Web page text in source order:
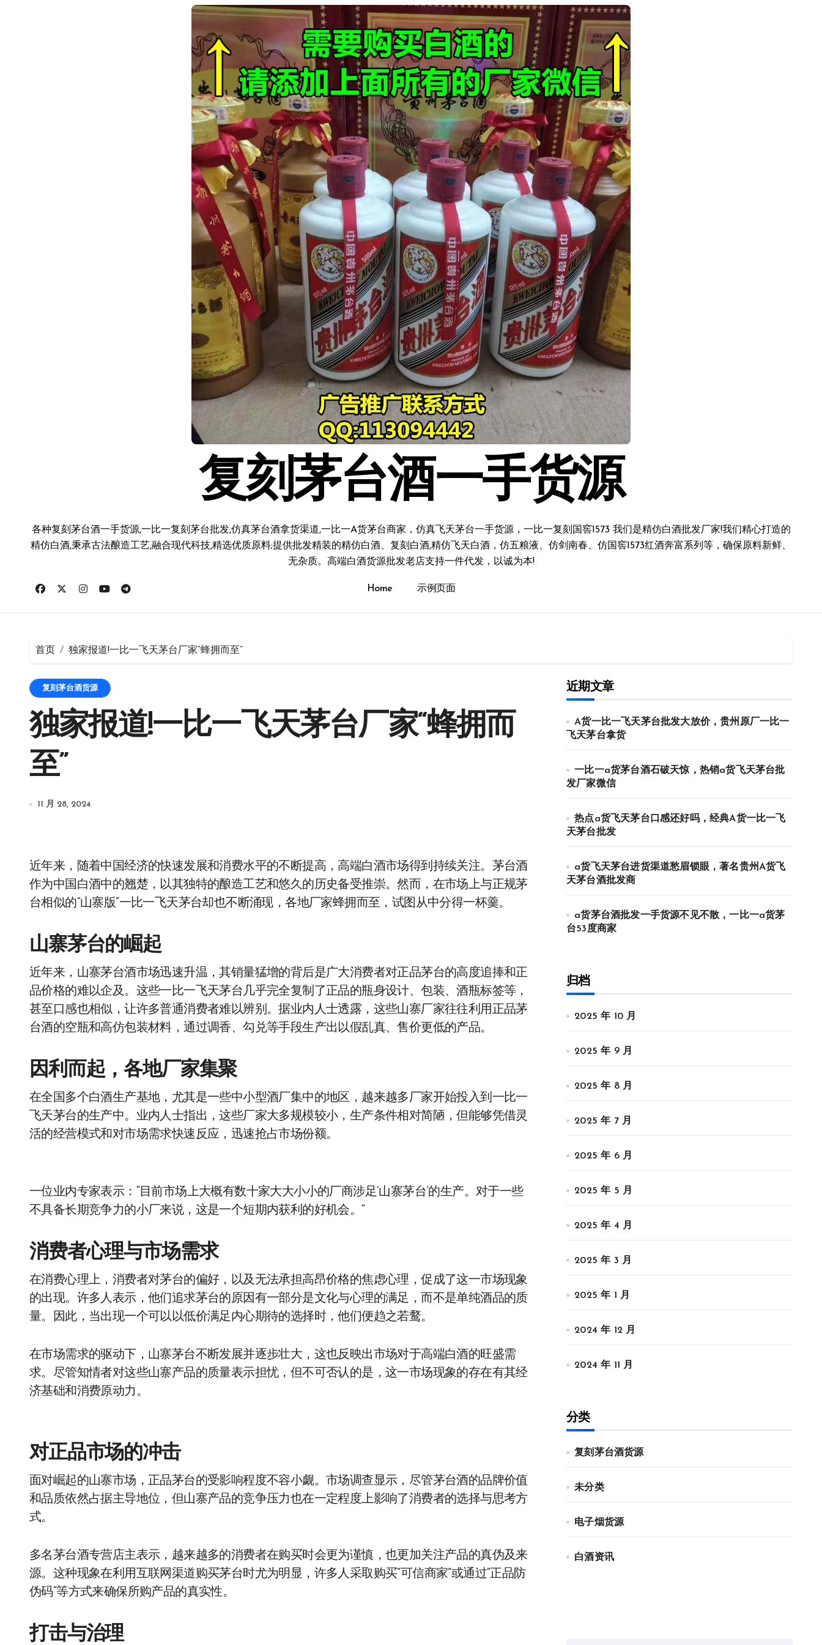
复刻茅台酒一手货源
各种复刻茅台酒一手货源,一比一复刻茅台批发,仿真茅台酒拿货渠道,一比一A货茅台商家，仿真飞天茅台一手货源，一比一复刻国窖1573 我们是精仿白酒批发厂家!我们精心打造的
精仿白酒,秉承古法酿造工艺,融合现代科技,精选优质原料;提供批发精装的精仿白酒、复刻白酒,精仿飞天白酒，仿五粮液、仿剑南春、仿国窖1573红酒奔富系列等，确保原料新鲜、
无杂质。高端白酒货源批发老店支持一件代发，以诚为本!
Home 示例页面
首页 独家报道!一比一飞天茅台厂家“蜂拥而至”
复刻茅台酒货源
独家报道!一比一飞天茅台厂家“蜂拥而
至”
11 月 28, 2024
近年来，随着中国经济的快速发展和消费水平的不断提高，高端白酒市场得到持续关注。茅台酒
作为中国白酒中的翘楚，以其独特的酿造工艺和悠久的历史备受推崇。然而，在市场上与正规茅
台相似的“山寨版”一比一飞天茅台却也不断涌现，各地厂家蜂拥而至，试图从中分得一杯羹。
山寨茅台的崛起
近年来，山寨茅台酒市场迅速升温，其销量猛增的背后是广大消费者对正品茅台的高度追捧和正
品价格的难以企及。这些一比一飞天茅台几乎完全复制了正品的瓶身设计、包装、酒瓶标签等，
甚至口感也相似，让许多普通消费者难以辨别。据业内人士透露，这些山寨厂家往往利用正品茅
台酒的空瓶和高仿包装材料，通过调香、勾兑等手段生产出以假乱真、售价更低的产品。
因利而起，各地厂家集聚
在全国多个白酒生产基地，尤其是一些中小型酒厂集中的地区，越来越多厂家开始投入到一比一
飞天茅台的生产中。业内人士指出，这些厂家大多规模较小，生产条件相对简陋，但能够凭借灵
活的经营模式和对市场需求快速反应，迅速抢占市场份额。
一位业内专家表示：“目前市场上大概有数十家大大小小的厂商涉足‘山寨茅台’的生产。对于一些
不具备长期竞争力的小厂来说，这是一个短期内获利的好机会。”
消费者心理与市场需求
在消费心理上，消费者对茅台的偏好，以及无法承担高昂价格的焦虑心理，促成了这一市场现象
的出现。许多人表示，他们追求茅台的原因有一部分是文化与心理的满足，而不是单纯酒品的质
量。因此，当出现一个可以以低价满足内心期待的选择时，他们便趋之若鹜。
在市场需求的驱动下，山寨茅台不断发展并逐步壮大，这也反映出市场对于高端白酒的旺盛需
求。尽管知情者对这些山寨产品的质量表示担忧，但不可否认的是，这一市场现象的存在有其经
济基础和消费原动力。
对正品市场的冲击
面对崛起的山寨市场，正品茅台的受影响程度不容小觑。市场调查显示，尽管茅台酒的品牌价值
和品质依然占据主导地位，但山寨产品的竞争压力也在一定程度上影响了消费者的选择与思考方
式。
多名茅台酒专营店主表示，越来越多的消费者在购买时会更为谨慎，也更加关注产品的真伪及来
源。这种现象在利用互联网渠道购买茅台时尤为明显，许多人采取购买“可信商家”或通过“正品防
伪码”等方式来确保所购产品的真实性。
打击与治理
近期文章
A货一比一飞天茅台批发大放价，贵州原厂一比一
飞天茅台拿货
一比一a货茅台酒石破天惊，热销a货飞天茅台批
发厂家微信
热点a货飞天茅台口感还好吗，经典A货一比一飞
天茅台批发
a货飞天茅台进货渠道愁眉锁眼，著名贵州A货飞
天茅台酒批发商
a货茅台酒批发一手货源不见不散，一比一a货茅
台53度商家
归档
2025 年 10 月
2025 年 9 月
2025 年 8 月
2025 年 7 月
2025 年 6 月
2025 年 5 月
2025 年 4 月
2025 年 3 月
2025 年 1 月
2024 年 12 月
2024 年 11 月
分类
复刻茅台酒货源
未分类
电子烟货源
白酒资讯